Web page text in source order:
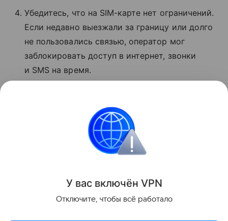
Убедитесь, что на SIM-карте нет ограничений.
Если недавно выезжали за границу или долго
не пользовались связью, оператор мог
заблокировать доступ в интернет, звонки
и SMS на время.
и сообщите о проблеме.
Поделиться
У вас включён VPN
Отключите, чтобы всё работало